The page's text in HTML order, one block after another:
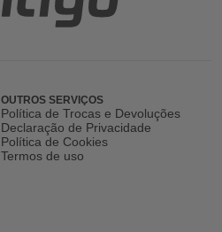
OUTROS SERVIÇOS
Política de Trocas e Devoluções
Declaração de Privacidade
Política de Cookies
Termos de uso